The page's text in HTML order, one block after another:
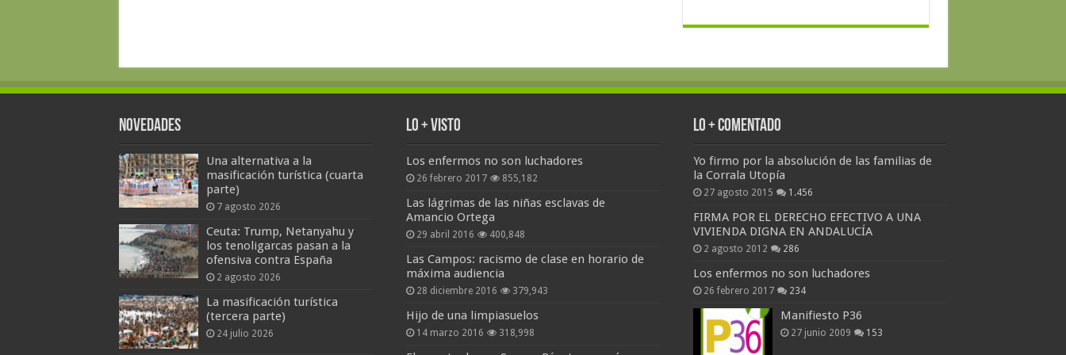
Novedades
Una alternativa a la
masificación turística (cuarta
parte)
7 agosto 2026
Ceuta: Trump, Netanyahu y
los tenoligarcas pasan a la
ofensiva contra España
2 agosto 2026
La masificación turística
(tercera parte)
24 julio 2026
Lo + Visto
Los enfermos no son luchadores
26 febrero 2017 855,182
Las lágrimas de las niñas esclavas de
Amancio Ortega
29 abril 2016 400,848
Las Campos: racismo de clase en horario de
máxima audiencia
28 diciembre 2016 379,943
Hijo de una limpiasuelos
14 marzo 2016 318,998
Lo + Comentado
Yo firmo por la absolución de las familias de
la Corrala Utopía
27 agosto 2015 1.456
FIRMA POR EL DERECHO EFECTIVO A UNA
VIVIENDA DIGNA EN ANDALUCÍA
2 agosto 2012 286
Los enfermos no son luchadores
26 febrero 2017 234
Manifiesto P36
27 junio 2009 153